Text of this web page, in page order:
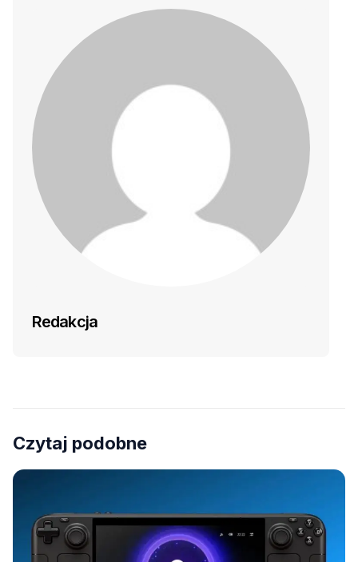
Redakcja
Czytaj podobne